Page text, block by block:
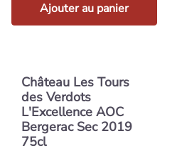
Ajouter au panier
Château Les Tours
des Verdots
L'Excellence AOC
Bergerac Sec 2019
75cl